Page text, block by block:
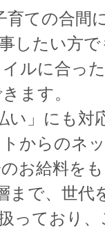
育ての合間
したい方で
ルに合っ
ます。
い」にも対
からのネ
お給料を
まで、世代
っており